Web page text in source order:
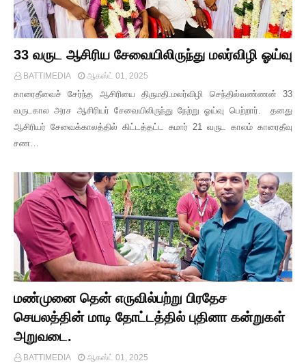
33 வருட ஆசிரிய சேவையிலிருந்து மலர்விழி ஓய்வு
BATTIMEDIA ஆகஸ்ட் 01, 2025
காரைதீவைச் சேர்ந்த ஆசிரியை திருமதி.மலர்விழி செந்தில்வண்ணன் 33
வருடகால அரச ஆசிரியர் சேவையிலிருந்து நேற்று ஓய்வு பெற்றார். தனது
ஆசிரியர் சேவைக்காலத்தில் கிட்டத்தட்ட சுமார் 21 வருட காலம் காரைதீவு
சண…
மண்முனை தென் எருவில்பற்று பிரதேச
செயலத்தின் மாடி தோட்டத்தில் புதினா கன்றுகள்
அறுவடை.
BATTIMEDIA ஆகஸ்ட் 01, 2025